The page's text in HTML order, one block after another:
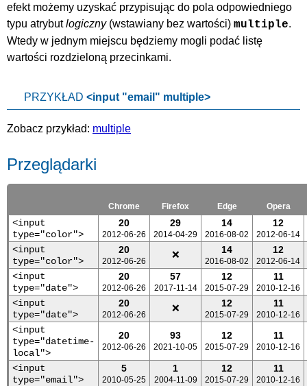
efekt możemy uzyskać przypisując do pola odpowiedniego
typu atrybutlogiczny(wstawiany bez wartości) multiple.
Wtedy w jednym miejscu będziemy mogli podać listę
wartości rozdzieloną przecinkami.
PRZYKŁAD <input "email" multiple>
Zobacz przykład: multiple
Przeglądarki
Chrome Firefox Edge Opera
<input
type="color">
20
2012-06-26
29
2014-04-29
14
2016-08-02
12
2012-06-14
<input
type="color">
20
2012-06-26
❌ 14
2016-08-02
12
2012-06-14
<input
type="date">
20
2012-06-26
57
2017-11-14
12
2015-07-29
11
2010-12-16
<input
type="date">
20
2012-06-26
❌ 12
2015-07-29
11
2010-12-16
<input
type="datetime-
local">
20
2012-06-26
93
2021-10-05
12
2015-07-29
11
2010-12-16
<input
type="email">
5
2010-05-25
1
2004-11-09
12
2015-07-29
11
2010-12-16